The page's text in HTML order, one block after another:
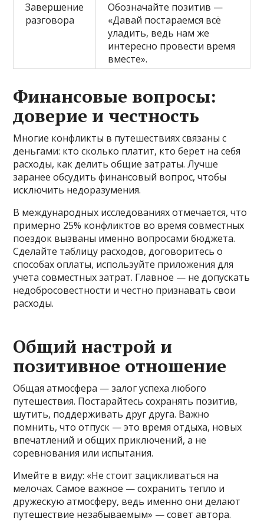
Завершение
разговора
Обозначайте позитив —
«Давай постараемся всё
уладить, ведь нам же
интересно провести время
вместе».
Финансовые вопросы:
доверие и честность
Многие конфликты в путешествиях связаны с
деньгами: кто сколько платит, кто берет на себя
расходы, как делить общие затраты. Лучше
заранее обсудить финансовый вопрос, чтобы
исключить недоразумения.
В международных исследованиях отмечается, что
примерно 25% конфликтов во время совместных
поездок вызваны именно вопросами бюджета.
Сделайте таблицу расходов, договоритесь о
способах оплаты, используйте приложения для
учета совместных затрат. Главное — не допускать
недобросовестности и честно признавать свои
расходы.
Общий настрой и
позитивное отношение
Общая атмосфера — залог успеха любого
путешествия. Постарайтесь сохранять позитив,
шутить, поддерживать друг друга. Важно
помнить, что отпуск — это время отдыха, новых
впечатлений и общих приключений, а не
соревнования или испытания.
Имейте в виду: «Не стоит зацикливаться на
мелочах. Самое важное — сохранить тепло и
дружескую атмосферу, ведь именно они делают
путешествие незабываемым» — совет автора.